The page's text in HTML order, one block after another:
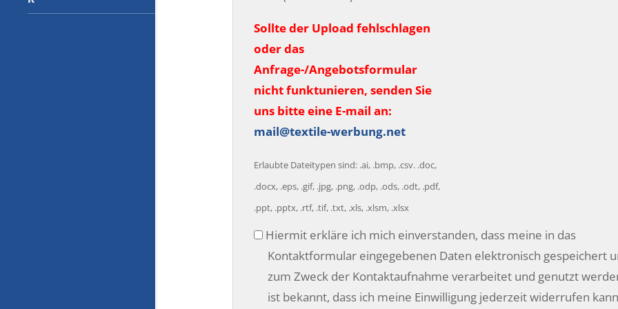
Sollte der Upload fehlschlagen
oder das
Anfrage-/Angebotsformular
nicht funktunieren, senden Sie
uns bitte eine E-mail an:
mail@textile-werbung.net
Erlaubte Dateitypen sind: .ai, .bmp, .csv. .doc,
.docx, .eps, .gif, .jpg, .png, .odp, .ods, .odt, .pdf,
.ppt, .pptx, .rtf, .tif, .txt, .xls, .xlsm, .xlsx
Datenschutz
Hiermit erkläre ich mich einverstanden, dass meine in das
Kontaktformular eingegebenen Daten elektronisch gespeichert
zum Zweck der Kontaktaufnahme verarbeitet und genutzt
ist bekannt, dass ich meine Einwilligung jederzeit widerrufen